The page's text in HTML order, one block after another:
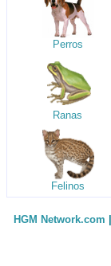
Perros
Ranas
Felinos
HGM Network.com